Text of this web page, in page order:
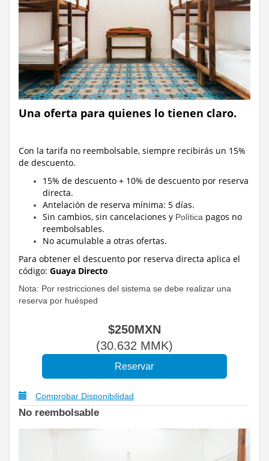
Una oferta para quienes lo tienen claro.
Con la tarifa no reembolsable, siempre recibirás un 15%
de descuento.
15% de descuento + 10% de descuento por reserva
directa.
Antelación de reserva mínima: 5 días.
Sin cambios, sin cancelaciones y Política pagos no
reembolsables.
No acumulable a otras ofertas.
Para obtener el descuento por reserva directa aplica el
código: Guaya Directo
Nota: Por restricciones del sistema se debe realizar una
reserva por huésped
$250MXN
(30.632 MMK)
Comprobar Disponibilidad
No reembolsable